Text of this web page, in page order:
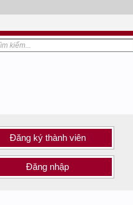
Đăng ký thành viên
Đăng nhập